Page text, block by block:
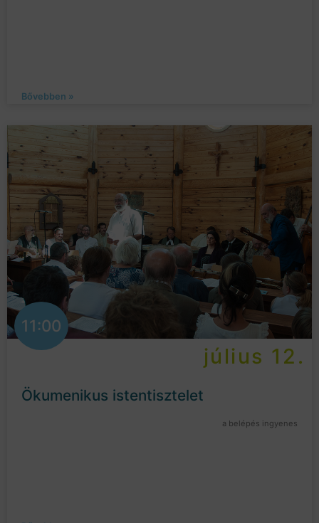
Bővebben »
11:00
július 12.
Ökumenikus istentisztelet
a belépés ingyenes